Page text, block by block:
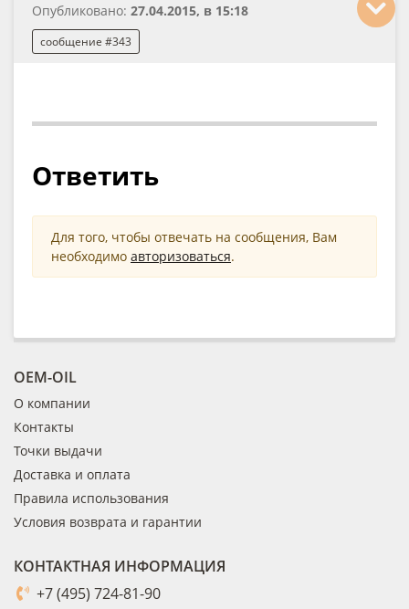
Опубликовано: 27.04.2015, в 15:18
сообщение #343
Ответить
Для того, чтобы отвечать на сообщения, Вам
необходимо авторизоваться.
OEM-OIL
О компании
Контакты
Точки выдачи
Доставка и оплата
Правила использования
Условия возврата и гарантии
КОНТАКТНАЯ ИНФОРМАЦИЯ
+7 (495) 724-81-90